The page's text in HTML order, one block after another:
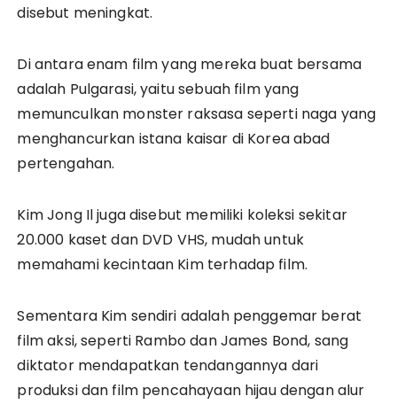
disebut meningkat.
Di antara enam film yang mereka buat bersama
adalah Pulgarasi, yaitu sebuah film yang
memunculkan monster raksasa seperti naga yang
menghancurkan istana kaisar di Korea abad
pertengahan.
Kim Jong Il juga disebut memiliki koleksi sekitar
20.000 kaset dan DVD VHS, mudah untuk
memahami kecintaan Kim terhadap film.
Sementara Kim sendiri adalah penggemar berat
film aksi, seperti Rambo dan James Bond, sang
diktator mendapatkan tendangannya dari
produksi dan film pencahayaan hijau dengan alur